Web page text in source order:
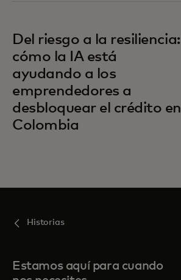
Del riesgo a la resiliencia:
cómo la IA está
ayudando a los
emprendedores a
desbloquear el crédito en
Colombia
Historias
Estamos aquí para cuando